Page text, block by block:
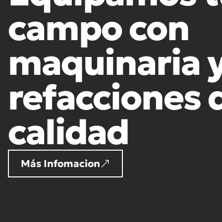
campo con
maquinaria
refacciones
calidad
Más Infomacion